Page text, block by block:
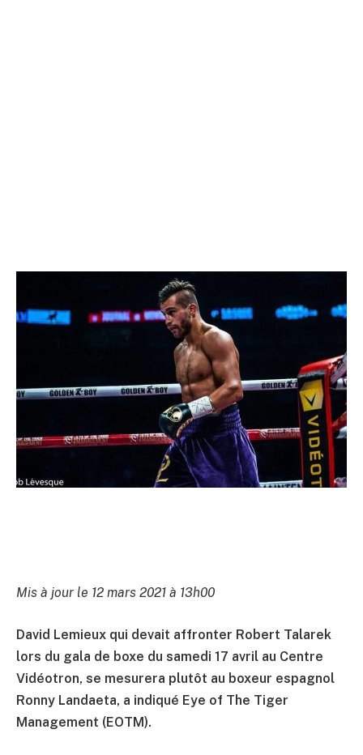
Mis à jour le 12 mars 2021 à 13h00
David Lemieux qui devait affronter Robert Talarek
lors du gala de boxe du samedi 17 avril au Centre
Vidéotron, se mesurera plutôt au boxeur espagnol
Ronny Landaeta, a indiqué Eye of The Tiger
Management (EOTM).